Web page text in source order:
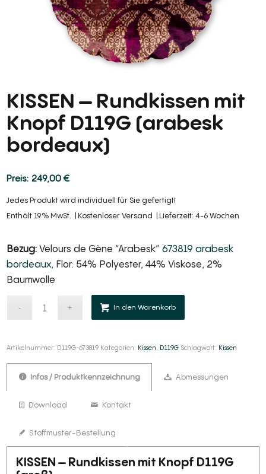
KISSEN – Rundkissen mit
Knopf D119G (arabesk
bordeaux)
249,00€
Jedes Produkt wird individuell für Sie gefertigt!
Enthält 19% MwSt.
Kostenloser Versand Lieferzeit: 4-6 Wochen
Bezug:Velours de Gène “Arabesk”673819 arabesk
bordeaux, Flor: 54% Polyester, 44% Viskose, 2%
Baumwolle
In den Warenkorb
Artikelnummer: D119G-673819 Kategorien: Kissen, D119G Schlagwort: Kissen
Infos / Produktkennzeichnung Abmessungen
Download Kontakt
Stoffmuster-Bestellung
KISSEN – Rundkissen mit Knopf D119G